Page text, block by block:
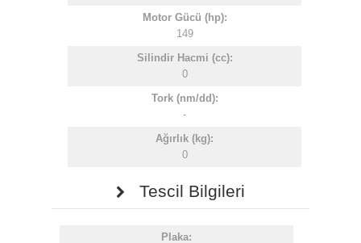
Motor Gücü (hp):
149
Silindir Hacmi (cc):
0
Tork (nm/dd):
-
Ağırlık (kg):
0
Tescil Bilgileri
Plaka: